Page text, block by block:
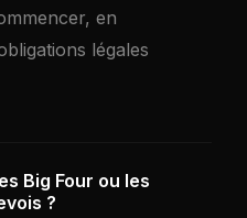
en
légales
Big Four ou les
?